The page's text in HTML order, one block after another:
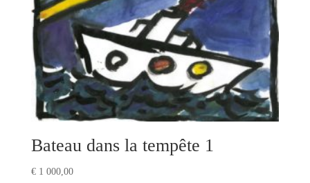
Bateau dans la tempête 1
€1 000,00